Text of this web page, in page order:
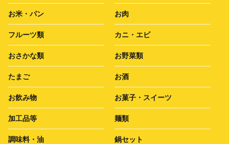
お米・パン お肉
フルーツ類 カニ・エビ
おさかな類 お野菜類
たまご お酒
お飲み物 お菓子・スイーツ
加工品等 麺類
調味料・油 鍋セット